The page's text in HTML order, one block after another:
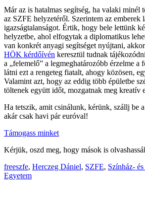
Már az is hatalmas segítség, ha valaki minél
az SZFE helyzetéről. Szerintem az emberek
igazságtalanságot. Értik, hogy bele lettünk
helyzetbe, ahol elfogytak a diplomatikus
van konkrét anyagi segítséget nyújtani,
HÖK kérdőívén keresztül tudnak
a „felemelő” a legmeghatározóbb érzelme a
látni ezt a rengeteg fiatalt, ahogy közösen,
Valamint azt, hogy az eddig több épületbe
töltenek együtt időt, mozgatnak meg kreatív
Ha tetszik, amit csinálunk, kérünk, szállj be
akár csak havi pár euróval!
Támogass minket
Kérjük, oszd meg, hogy mások is
freeszfe, Herczeg Dániel, SZFE, Színház-
Egyetem